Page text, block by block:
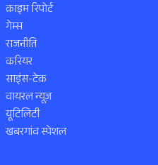
क्राइम रिपोर्ट
गेम्स
राजनीति
करियर
साइंस-टेक
वायरल न्यूज़
यूटिलिटी
खबरगांव स्पेशल